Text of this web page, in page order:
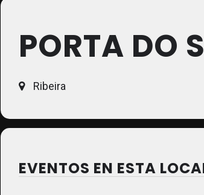
PORTA DO
Ribeira
EVENTOS EN ESTA